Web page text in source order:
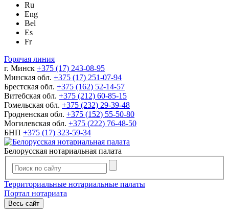
Ru
Eng
Bel
Es
Fr
Горячая линия
г. Минск +375 (17) 243-08-95
Минская обл. +375 (17) 251-07-94
Брестская обл. +375 (162) 52-14-57
Витебская обл. +375 (212) 60-85-15
Гомельская обл. +375 (232) 29-39-48
Гродненская обл. +375 (152) 55-50-80
Могилевская обл. +375 (222) 76-48-50
БНП +375 (17) 323-59-34
Белорусская нотариальная палата
Территориальные нотариальные палаты
Портал нотариата
Весь сайт